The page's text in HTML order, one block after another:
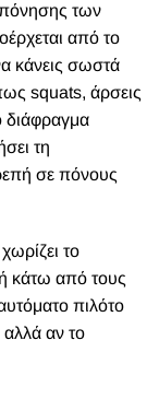
των
από το
κάνεις σωστά
squats, άρσεις
διάφραγμα
τη
σε πόνους
το
κάτω από τους
πιλότο
αλλά αν το